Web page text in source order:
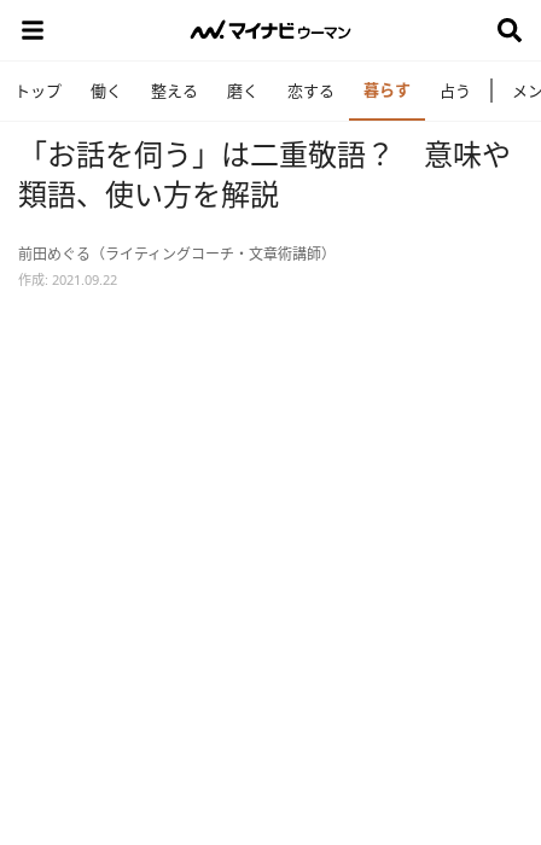
トップ 働く 整える 磨く 恋する 暮らす 占う メ
「お話を伺う」は二重敬語？ 意味や
類語、使い方を解説
前田めぐる（ライティングコーチ・文章術講師）
作成: 2021.09.22